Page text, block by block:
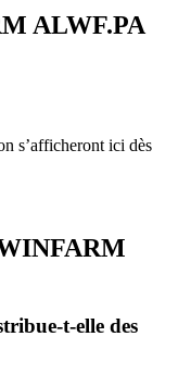
ALWF.PA
s’afficheront ici dès
t-elle des